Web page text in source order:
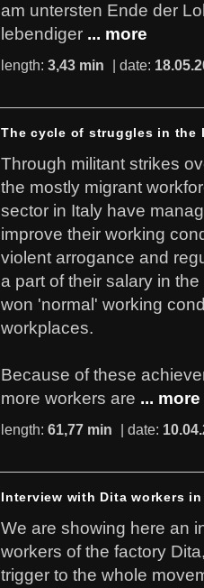
am untersten Ende der
lebendiger ... more
length: 3,43 min | date:
The cycle of struggles in
Through militant strikes
the mostly migrant
sector in Italy have
improve their working
violent arrogance and
a part of their salary in
won 'normal' working
workplaces.
Because of these
more workers are ... more
length: 61,77 min | date:
Interview with Dita workers in
We are showing here an
workers of the factory
trigger to the whole